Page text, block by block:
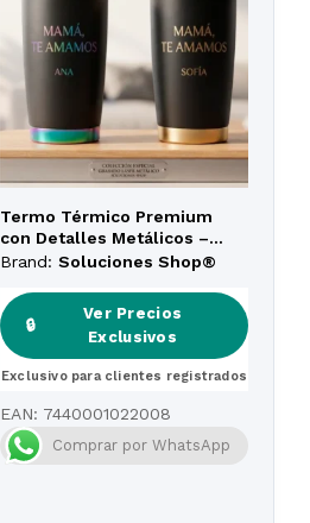
Termo Térmico Premium
con Detalles Metálicos –
Edición Personalizada
Brand: Soluciones Shop®
🔒
Ver Precios
Exclusivos
Exclusivo para clientes registrados
EAN: 7440001022008
Comprar por WhatsApp